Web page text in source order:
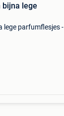
bijna lege
lege parfumflesjes -